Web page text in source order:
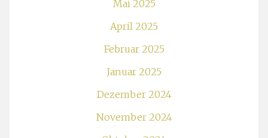
Mai 2025
April 2025
Februar 2025
Januar 2025
Dezember 2024
November 2024